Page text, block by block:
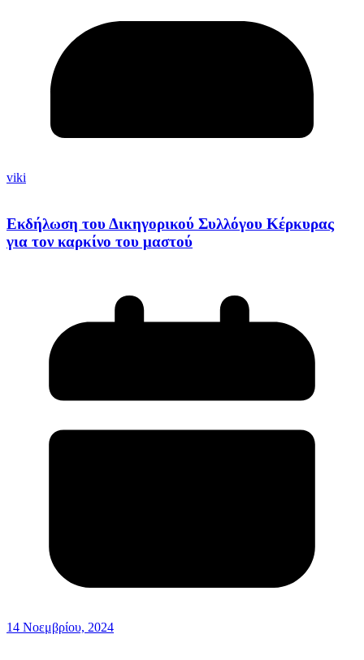
viki
Εκδήλωση του Δικηγορικού Συλλόγου Κέρκυρας
για τον καρκίνο του μαστού
14 Νοεμβρίου, 2024